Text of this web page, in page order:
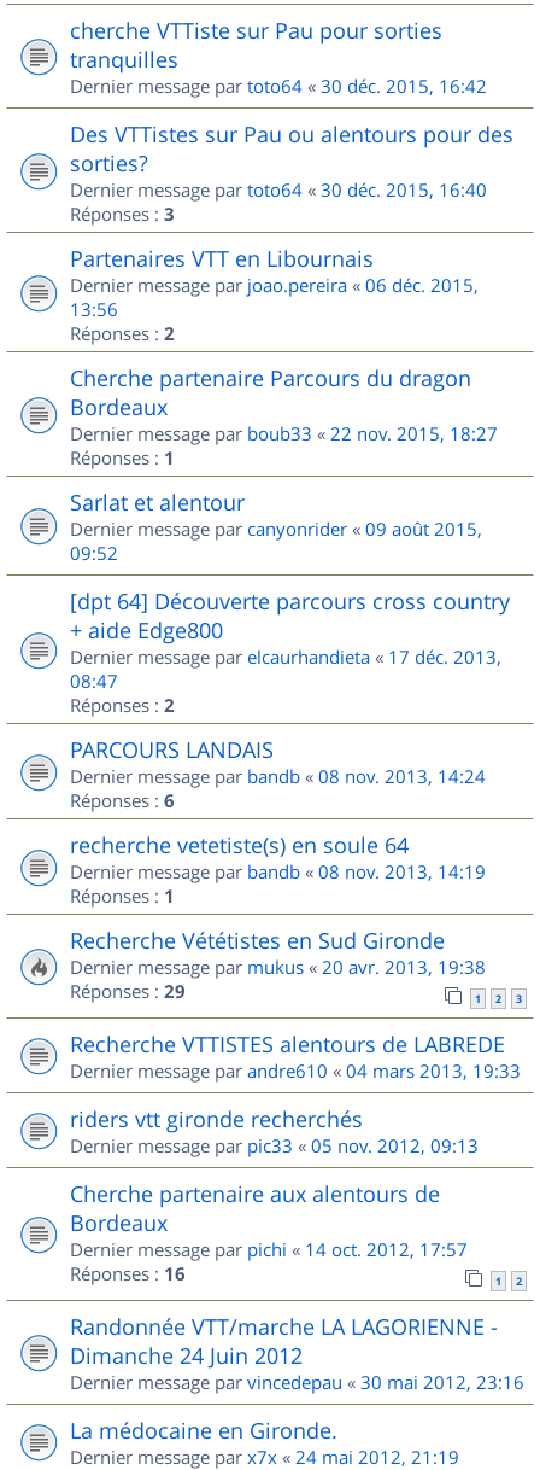
cherche VTTiste sur Pau pour sorties
tranquilles
Dernier message par toto64 « 30 déc. 2015, 16:42
Des VTTistes sur Pau ou alentours pour des
sorties?
Dernier message par toto64 « 30 déc. 2015, 16:40
Réponses : 3
Partenaires VTT en Libournais
Dernier message par joao.pereira « 06 déc. 2015,
13:56
Réponses : 2
Cherche partenaire Parcours du dragon
Bordeaux
Dernier message par boub33 « 22 nov. 2015, 18:27
Réponses : 1
Sarlat et alentour
Dernier message par canyonrider « 09 août 2015,
09:52
[dpt 64] Découverte parcours cross country
+ aide Edge800
Dernier message par elcaurhandieta « 17 déc. 2013,
08:47
Réponses : 2
PARCOURS LANDAIS
Dernier message par bandb « 08 nov. 2013, 14:24
Réponses : 6
recherche vetetiste(s) en soule 64
Dernier message par bandb « 08 nov. 2013, 14:19
Réponses : 1
Recherche Vététistes en Sud Gironde
Dernier message par mukus « 20 avr. 2013, 19:38
Réponses : 29 1 2 3
Recherche VTTISTES alentours de LABREDE
Dernier message par andre610 « 04 mars 2013, 19:33
riders vtt gironde recherchés
Dernier message par pic33 « 05 nov. 2012, 09:13
Cherche partenaire aux alentours de
Bordeaux
Dernier message par pichi « 14 oct. 2012, 17:57
Réponses : 16 1 2
Randonnée VTT/marche LA LAGORIENNE -
Dimanche 24 Juin 2012
Dernier message par vincedepau « 30 mai 2012, 23:16
La médocaine en Gironde.
Dernier message par x7x « 24 mai 2012, 21:19